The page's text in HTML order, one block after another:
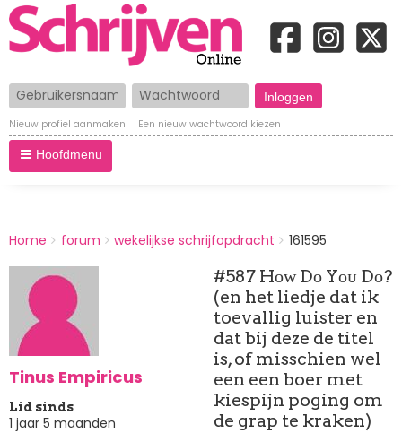
Gebruikersnaam Wachtwoord
Nieuw profiel aanmaken Een nieuw wachtwoord kiezen
Hoofdmenu
BREADCRUMBS
You
here:
Home forum wekelijkse schrijfopdracht 161595
Tinus Empiricus
Lid sinds
1 jaar 5 maanden
#587 Hᴏᴡ Dᴏ Yᴏᴜ Dᴏ?
(en het liedje dat ik
toevallig luister en
dat bij deze de titel
is, of misschien wel
een een boer met
kiespijn poging om
de grap te kraken)